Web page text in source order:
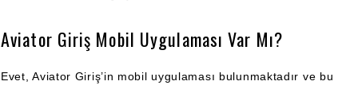
Aviator Giriş Mobil Uygulaması Var Mı?
Evet, Aviator Giriş’in mobil uygulaması bulunmaktadır ve bu